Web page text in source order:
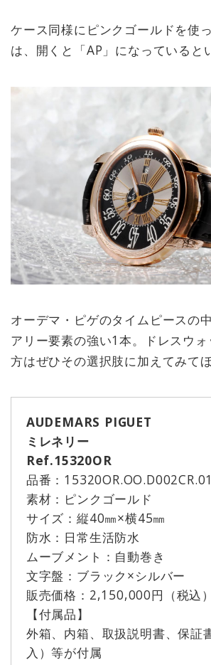
ケース同様にピンクゴールドを使
は、開くと「AP」になっていると
オーデマ・ピゲのタイムピースの
アリー要素の強い1本。ドレスウ
方はぜひその選択肢に加えてみてほ
AUDEMARS PIGUET
ミレネリー
Ref.15320OR
品番：15320OR.OO.D002CR.01
素材：ピンクゴールド
サイズ：縦40㎜×横45㎜
防水：日常生活防水
ムーブメント：自動巻き
文字盤：ブラック×シルバー
販売価格：2,150,000円（税込
【付属品】
外箱、内箱、取扱説明書、保証
入）等が付属